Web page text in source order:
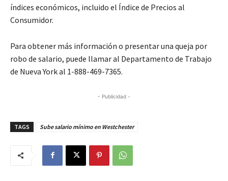
índices económicos, incluido el Índice de Precios al
Consumidor.
Para obtener más información o presentar una queja por
robo de salario, puede llamar al Departamento de Trabajo
de Nueva York al 1-888-469-7365.
- Publicidad -
TAGS Sube salario mínimo en Westchester